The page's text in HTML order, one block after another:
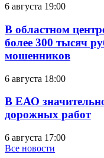
6 августа 19:00
В областном
более 300 тысяч
мошенников
6 августа 18:00
В ЕАО
дорожных работ
6 августа 17:00
Все новости